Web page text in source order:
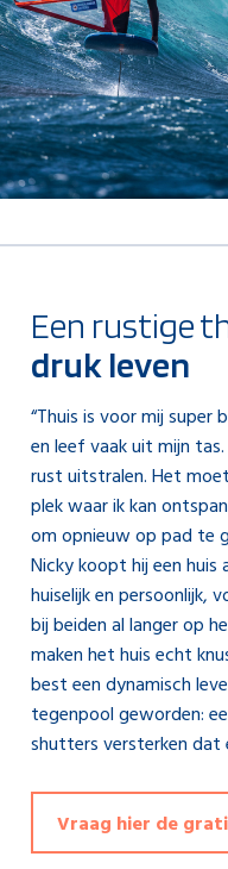
Een rustige
druk leven
“Thuis is voor mij super
en leef vaak uit mijn
rust uitstralen. Het
plek waar ik kan
om opnieuw op pad te
Nicky koopt hij een huis
huiselijk en persoonlijk,
bij beiden al langer op
maken het huis echt
best een dynamisch
tegenpool geworden:
shutters versterken dat
Vraag hier de